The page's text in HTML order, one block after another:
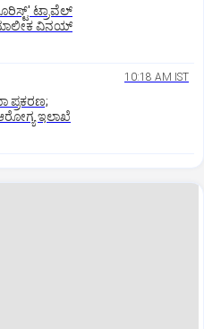
ಟ್ರಾವೆಲ್
ಮಾಲೀಕ ವಿನಯ್
10:18 AM IST
ಪ್ರಕರಣ;
ಇಲಾಖೆ